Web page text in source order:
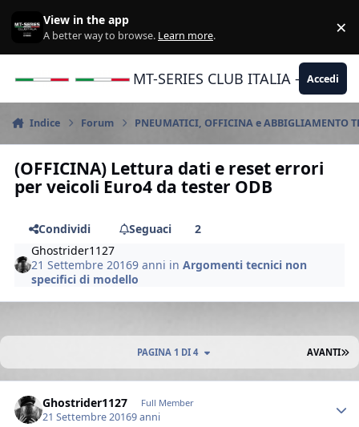
View in the app
A better way to browse. Learn more. ×
MT-SERIES CLUB ITALIA -Accedi
Indice Forum PNEUMATICI, OFFICINA e ABBIGLIAMENTO
(OFFICINA) Lettura dati e reset errori
per veicoli Euro4 da tester ODB
Condividi Seguaci
2
Ghostrider1127
21 Settembre 20169 anni inArgomenti tecnici non
specifici di modello
AVANTI
PAGINA 1 DI 4
Ghostrider1127 Full Member
21 Settembre 20169 anni